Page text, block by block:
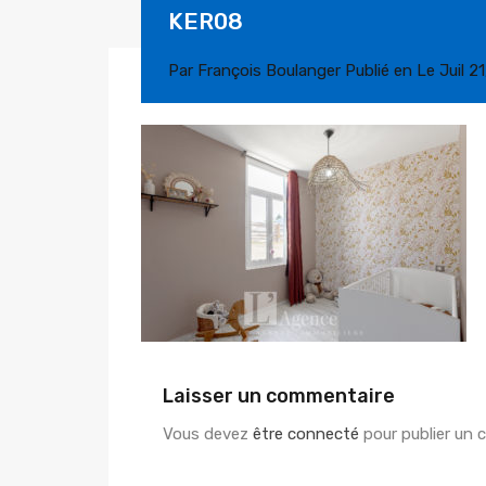
KER08
Par François Boulanger Publié en Le Juil
Laisser un commentaire
Vous devez être connecté pour publier un